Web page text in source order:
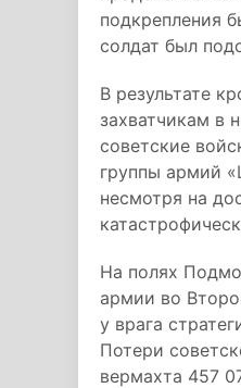
подкрепления
солдат был
В результате
захватчикам в
советские
группы армий
несмотря на
На полях
армии во
у врага
Потери
вермахта 457